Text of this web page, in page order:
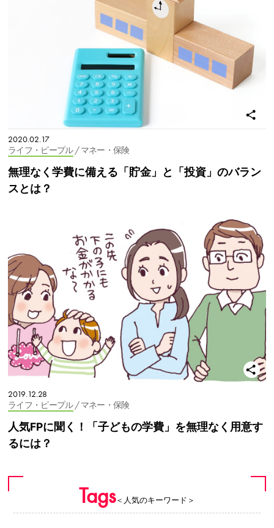
2020.02.17
ライフ・ピープル/ マネー・保険
無理なく学費に備える「貯金」と「投資」のバラン
スとは？
2019.12.28
ライフ・ピープル/ マネー・保険
人気FPに聞く！「子どもの学費」を無理なく用意す
るには？
Tags＜人気のキーワード＞